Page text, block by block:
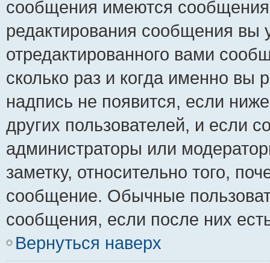
сообщения имеются сообщения
редактирования сообщения
отредактированного вами
сколько раз и когда именно
надпись не появится, если
других пользователей, и если
администраторы или
заметку, относительно того,
сообщение. Обычные
сообщения, если после них
Вернуться наверх